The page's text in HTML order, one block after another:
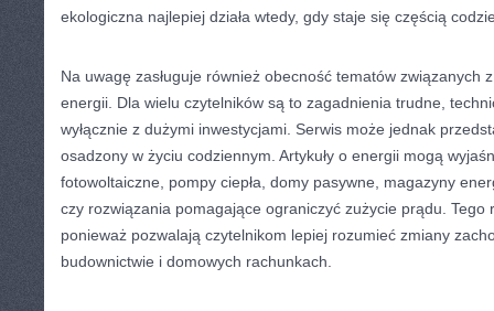
ekologiczna najlepiej działa wtedy, gdy staje się częścią
Na uwagę zasługuje również obecność tematów związanych
energii. Dla wielu czytelników są to zagadnienia trudne,
wyłącznie z dużymi inwestycjami. Serwis może jednak
osadzony w życiu codziennym. Artykuły o energii mogą
fotowoltaiczne, pompy ciepła, domy pasywne, magazyny
czy rozwiązania pomagające ograniczyć zużycie prądu. Tego
ponieważ pozwalają czytelnikom lepiej rozumieć zmiany
budownictwie i domowych rachunkach.